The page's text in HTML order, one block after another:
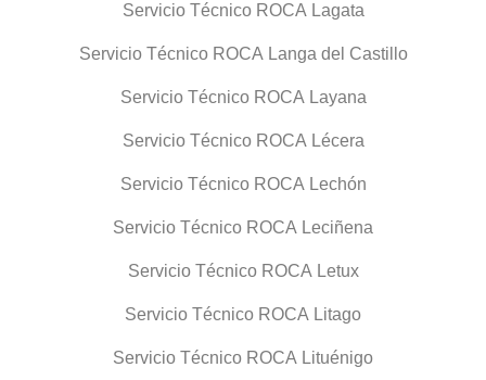
Servicio Técnico ROCA Lagata
Servicio Técnico ROCA Langa del Castillo
Servicio Técnico ROCA Layana
Servicio Técnico ROCA Lécera
Servicio Técnico ROCA Lechón
Servicio Técnico ROCA Leciñena
Servicio Técnico ROCA Letux
Servicio Técnico ROCA Litago
Servicio Técnico ROCA Lituénigo